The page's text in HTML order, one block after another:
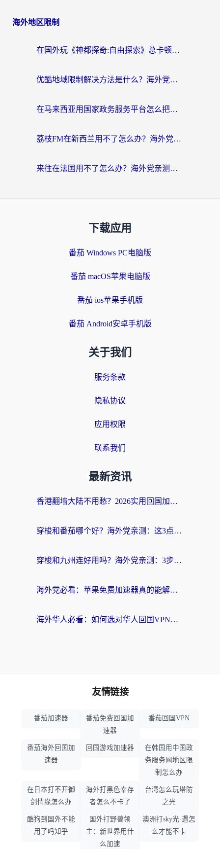
海外地区限制
在国外玩《神都探奇:自由探索》总卡顿？3个实用技巧解决海外党追剧、社交、游戏难题
优酷地域限制解决方法是什么？海外党亲测有效的回国加速指南
在马来西亚用国家政务服务平台怎么把定位修改到中国国内？海外党解决数字壁垒的实用指南
荔枝FM在新西兰用不了怎么办？海外党必看的回国加速解决方案
来往在法国用不了怎么办？海外党亲测有效的回国加速指南
下载应用
番茄 Windows PC电脑版
番茄 macOS苹果电脑版
番茄 ios苹果手机版
番茄 Android安卓手机版
关于我们
服务条款
隐私协议
应用权限
联系我们
最新资讯
香港翻墙大陆不用愁？2026实用回国加速器指南：从选到用一步到位
穿梭和番茄哪个好？海外党亲测：这3点帮你选对回国加速器
穿梭和九州连好用吗？海外党亲测：3步选对回国加速器，无缝刷国内剧玩国服
海外党必看：苹果免费加速器真的能解决回国访问难题吗？附实测对比与全平台方案
海外华人必看：如何选对华人回国VPN，无缝刷国内剧、玩手游？
友情链接
番茄加速器
番茄免费回国加
速器
番茄回国VPN
番茄海外回国加
速器
回国游戏加速器
在韩国用中国政
务服务网地区限
制怎么办
在日本打不开御
剑情缘怎么办
海外打黑色幸存
者怎么不卡了
台湾怎么玩塔防
之光
酷狗到国外不能
用了吗知乎
国外打野兽领
主：新世界用什
么加速
澳洲打sky光·遇怎
么才能不卡